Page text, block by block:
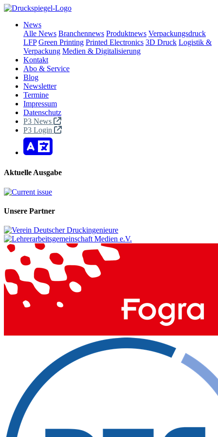
News
Alle News Branchennews Produktnews Verpackungsdruck
LFP Green Printing Printed Electronics 3D Druck Logistik &
Verpackung Medien & Digitalisierung
Kontakt
Abo & Service
Blog
Newsletter
Termine
Impressum
Datenschutz
P3 News
P3 Login
Aktuelle Ausgabe
Unsere Partner